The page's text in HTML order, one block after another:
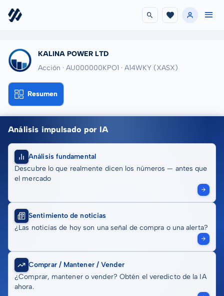
KALINA POWER LTD
Acción · AU000000KPO1 · A14WKY (XASX)
Resumen
Análisis impulsado por IA
Análisis fundamental
Descubre lo que realmente dicen los números — antes que
el mercado
Sentimiento de noticias
¿Las noticias de hoy son una señal de compra o una alerta?
Comprar / Mantener / Vender
¿Comprar, mantener o vender? Obtén el veredicto de la IA
ahora.